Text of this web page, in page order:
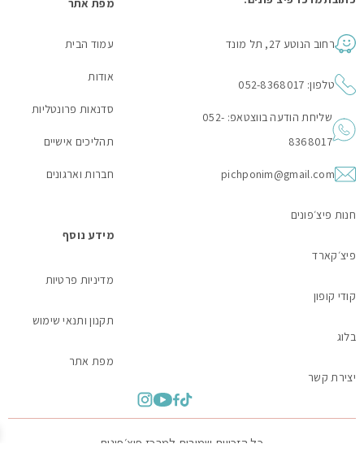
רחוב הנוטע 27, תל מונד
טלפון: 052-8368017
שליחת הודעה בווצטאפ: 052-
8368017
pichponim@gmail.com
מפת אתר
עמוד הבית
אודות
סדנאות פרונטליות
תהליכים אישיים
חברות וארגונים
חנות פיצ׳פונים
פיצ׳קארד
קודי קופון
בלוג
יצירת קשר
מידע נוסף
מדיניות פרטיות
תקנון ותנאי שימוש
מפת אתר
כל הזכויות שמורות למרכז פיצ׳פונים